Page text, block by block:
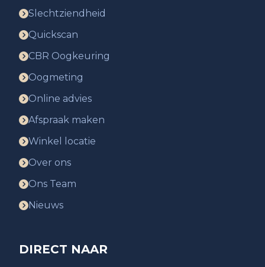
Slechtziendheid
Quickscan
CBR Oogkeuring
Oogmeting
Online advies
Afspraak maken
Winkel locatie
Over ons
Ons Team
Nieuws
DIRECT NAAR